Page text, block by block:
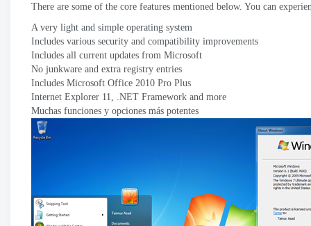
There are some of the core features mentioned below. You can
A very light and simple operating system
Includes various security and compatibility improvements
Includes all current updates from Microsoft
No junkware and extra registry entries
Includes Microsoft Office 2010 Pro Plus
Internet Explorer 11, .NET Framework and more
Muchas funciones y opciones más potentes